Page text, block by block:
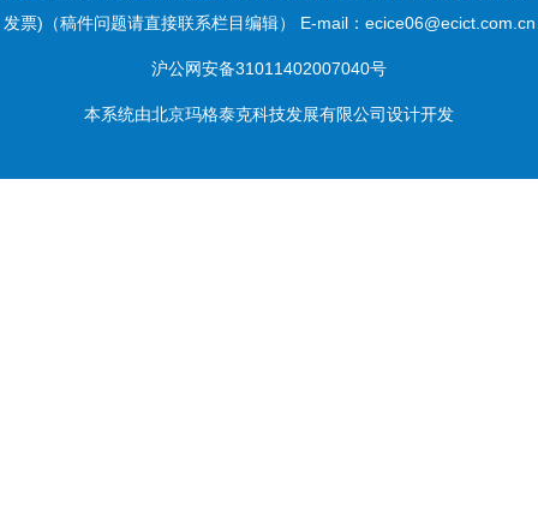
发票)（稿件问题请直接联系栏目编辑） E-mail：ecice06@ecict.com.cn
沪公网安备31011402007040号
本系统由北京玛格泰克科技发展有限公司设计开发